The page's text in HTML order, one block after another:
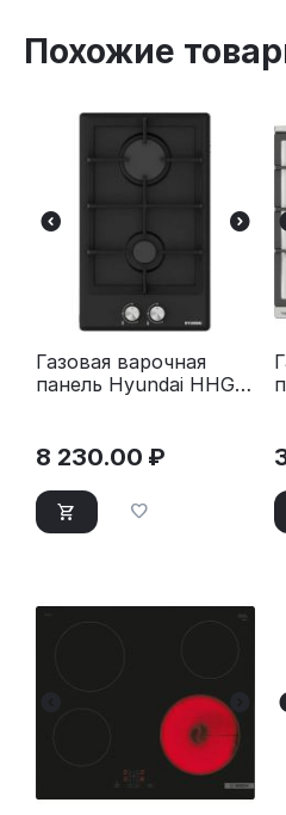
Похожие
Газовая варочная
панель Hyundai HHG
8 230.00 ₽